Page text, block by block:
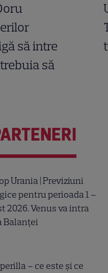
să intre
să
Urania | Previziuni
pentru perioada 1 –
2026. Venus va intra
Balanței
– ce este și ce